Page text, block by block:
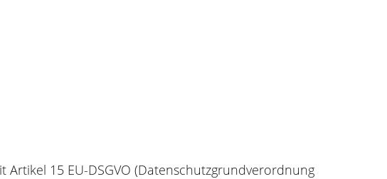
15 EU-DSGVO (Datenschutzgrundverordnung